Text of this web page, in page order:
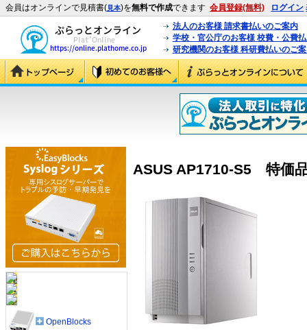
会員はオンラインで見積書(見本)を無料で作成できます 会員登録(無料) ログイン
法人のお客様 請求書払いのご案内
学校・官公庁のお客様 校費・公費
研究機関のお客様 科研費払いのご
ASUS AP1710-S5 特価
OpenBlocks